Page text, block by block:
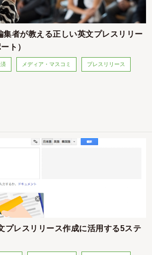
者が教える正しい英文プレスリリー
ト）
メディア・マスコミ プレスリリース
プレスリリース作成に活用する5ステ